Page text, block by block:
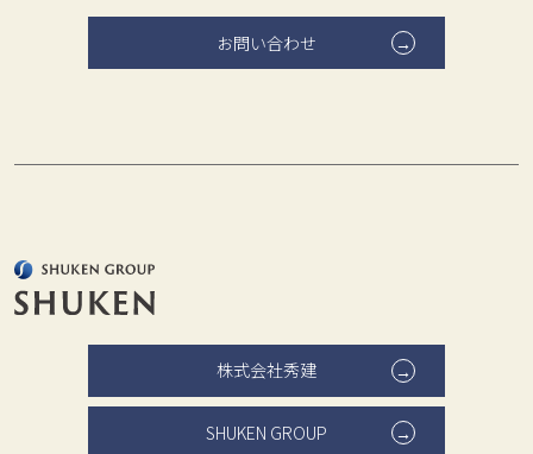
お問い合わせ
株式会社秀建
SHUKEN GROUP